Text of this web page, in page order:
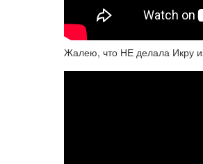
Жалею, что НЕ делала Икру